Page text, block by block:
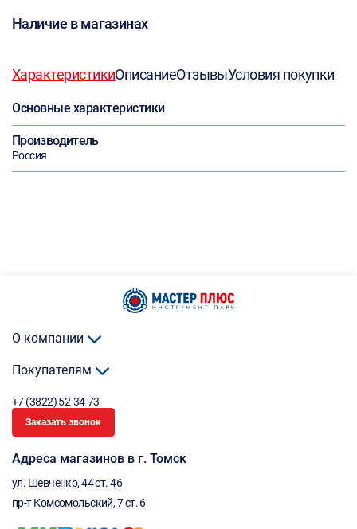
Наличие в магазинах
ХарактеристикиОписаниеОтзывыУсловия покупки
Основные характеристики
Производитель
Россия
О компании
Покупателям
+7 (3822) 52-34-73
Заказать звонок
Адреса магазинов в г. Томск
ул. Шевченко, 44 ст. 46
пр-т Комсомольский, 7 ст. 6